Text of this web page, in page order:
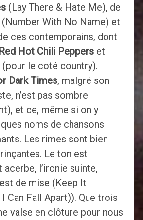
(Lay There & Hate Me), de
With No Name) et
ces contemporains, dont
Red Hot Chili Pepperset
(pour le coté country).
Dark Times, malgré son
n’est pas sombre
et ce, même si on y
noms de chansons
Les rimes sont bien
Le ton est
acerbe, l’ironie suinte,
de mise (Keep It
Can Fall Apart)). Que trois
valse en clôture pour nous